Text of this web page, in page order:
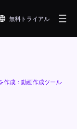
無料トライアル
作成：動画作成ツール